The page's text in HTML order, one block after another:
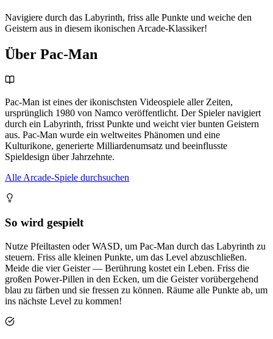
Navigiere durch das Labyrinth, friss alle Punkte und weiche den
Geistern aus in diesem ikonischen Arcade-Klassiker!
Über Pac-Man
Pac-Man ist eines der ikonischsten Videospiele aller Zeiten,
ursprünglich 1980 von Namco veröffentlicht. Der Spieler navigiert
durch ein Labyrinth, frisst Punkte und weicht vier bunten Geistern
aus. Pac-Man wurde ein weltweites Phänomen und eine
Kulturikone, generierte Milliardenumsatz und beeinflusste
Spieldesign über Jahrzehnte.
Alle Arcade-Spiele durchsuchen
So wird gespielt
Nutze Pfeiltasten oder WASD, um Pac-Man durch das Labyrinth zu
steuern. Friss alle kleinen Punkte, um das Level abzuschließen.
Meide die vier Geister — Berührung kostet ein Leben. Friss die
großen Power-Pillen in den Ecken, um die Geister vorübergehend
blau zu färben und sie fressen zu können. Räume alle Punkte ab, um
ins nächste Level zu kommen!